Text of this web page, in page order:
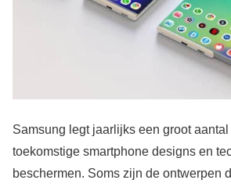
Samsung legt jaarlijks een groot
toekomstige smartphone designs en
beschermen. Soms zijn de ontwerpen